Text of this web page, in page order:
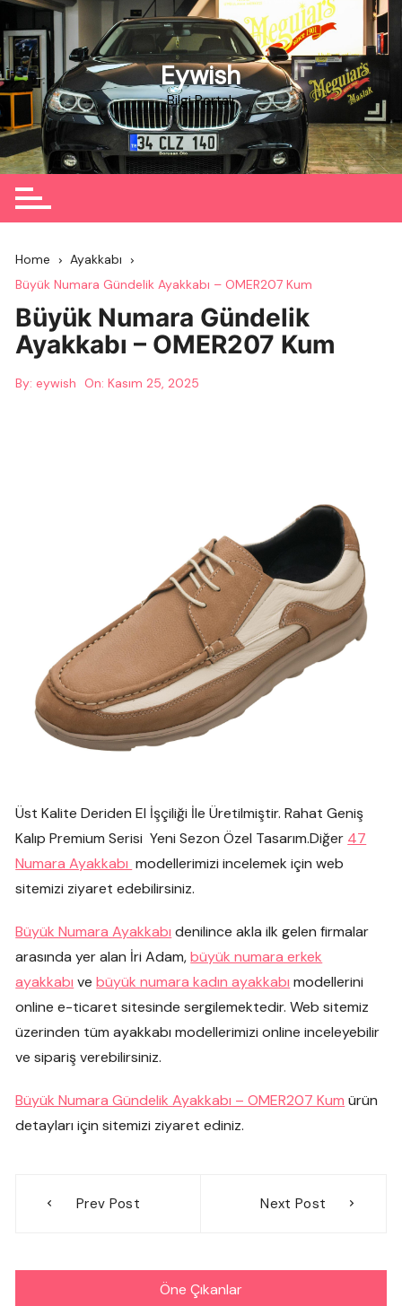
Skip
to
content
Eywish
Bilgi Portalı
Home
Ayakkabı
Büyük Numara Gündelik Ayakkabı – OMER207 Kum
Büyük Numara Gündelik
Ayakkabı – OMER207 Kum
By: eywish On:Kasım 25, 2025
Üst Kalite Deriden El İşçiliği İle Üretilmiştir. Rahat Geniş
Kalıp Premium Serisi Yeni Sezon Özel Tasarım.Diğer 47
Numara Ayakkabı modellerimizi incelemek için web
sitemizi ziyaret edebilirsiniz.
Büyük Numara Ayakkabı denilince akla ilk gelen firmalar
arasında yer alan İri Adam,büyük numara erkek
ayakkabı vebüyük numara kadın ayakkabı modellerini
online e-ticaret sitesinde sergilemektedir. Web sitemiz
üzerinden tüm ayakkabı modellerimizi online inceleyebilir
ve sipariş verebilirsiniz.
Büyük Numara Gündelik Ayakkabı – OMER207 Kum ürün
detayları için sitemizi ziyaret ediniz.
gezinmesi
Prev Post Next Post
Öne Çıkanlar